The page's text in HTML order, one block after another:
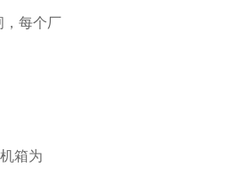
，每个厂
箱为